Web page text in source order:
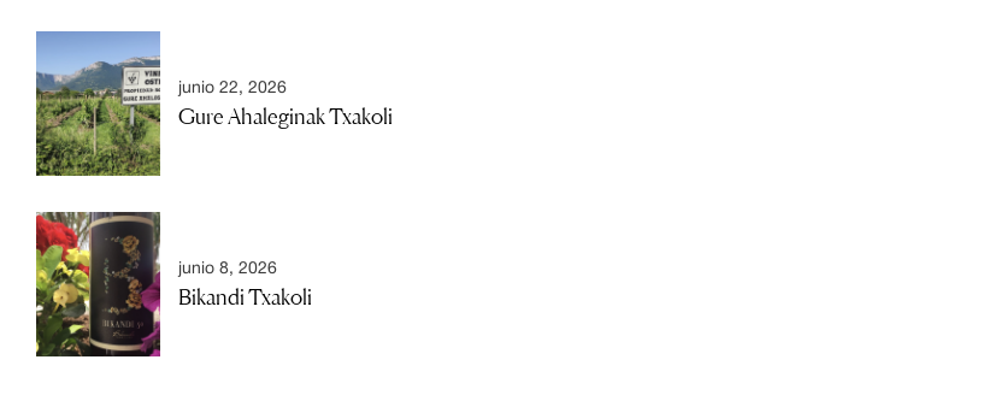
junio 22, 2026
Gure Ahaleginak Txakoli
junio 8, 2026
Bikandi Txakoli